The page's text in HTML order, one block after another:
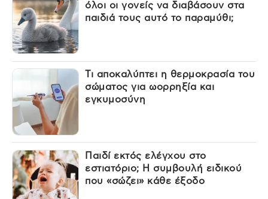
όλοι οι γονείς να διαβάσουν στα
παιδιά τους αυτό το παραμύθι;
Τι αποκαλύπτει η θερμοκρασία του
σώματος για ωορρηξία και
εγκυμοσύνη
Παιδί εκτός ελέγχου στο
εστιατόριο; Η συμβουλή ειδικού
που «σώζει» κάθε έξοδο